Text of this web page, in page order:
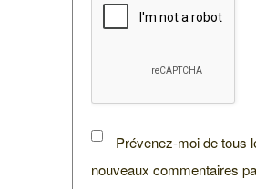
Prévenez-moi de tous
nouveaux commentaires